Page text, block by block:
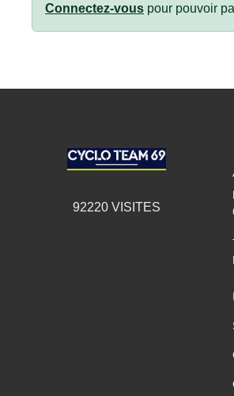
Connectez-vous pour pouvoir
92220VISITES